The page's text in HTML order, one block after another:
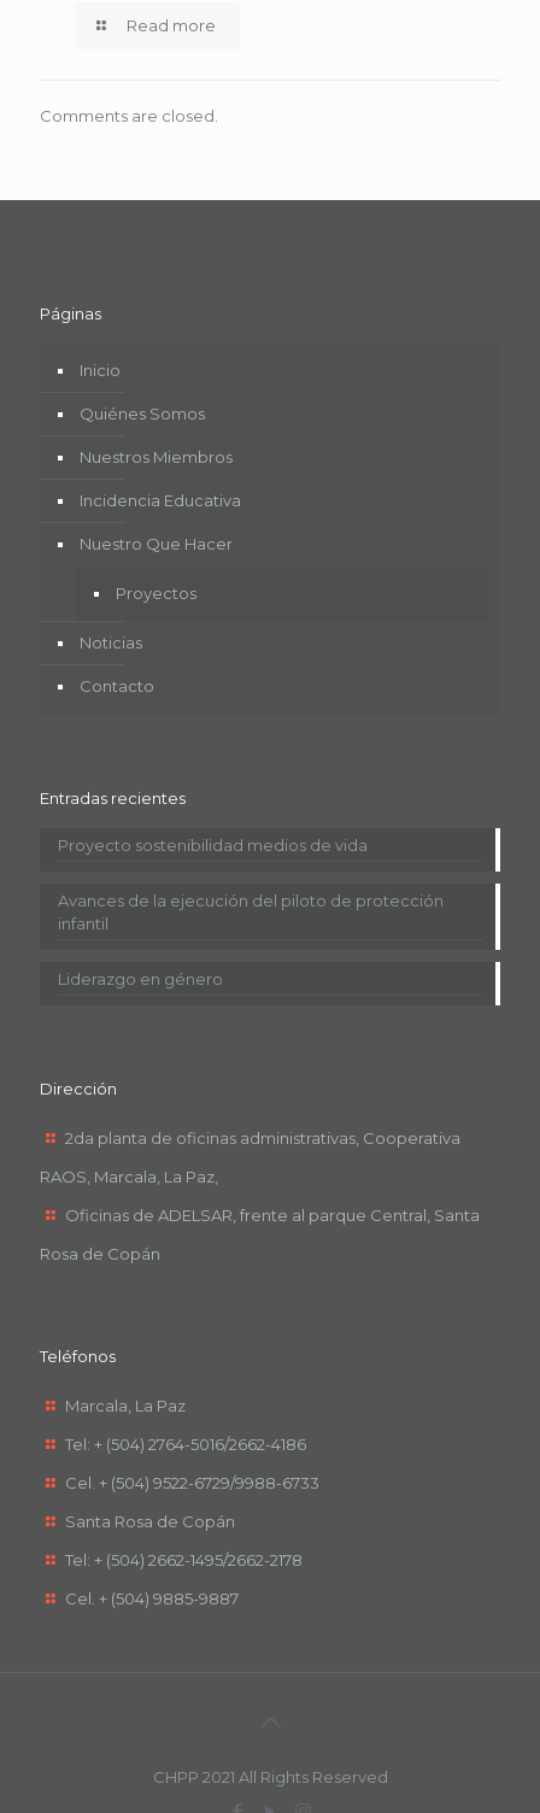
Read more
Comments are closed.
Páginas
Inicio
Quiénes Somos
Nuestros Miembros
Incidencia Educativa
Nuestro Que Hacer
Proyectos
Noticias
Contacto
Entradas recientes
Proyecto sostenibilidad medios de vida
Avances de la ejecución del piloto de protección
infantil
Liderazgo en género
Dirección
2da planta de oficinas administrativas, Cooperativa
RAOS, Marcala, La Paz,
Oficinas de ADELSAR, frente al parque Central, Santa
Rosa de Copán
Teléfonos
Marcala, La Paz
Tel: + (504) 2764-5016/2662-4186
Cel. + (504) 9522-6729/9988-6733
Santa Rosa de Copán
Tel: + (504) 2662-1495/2662-2178
Cel. + (504) 9885-9887
CHPP 2021 All Rights Reserved